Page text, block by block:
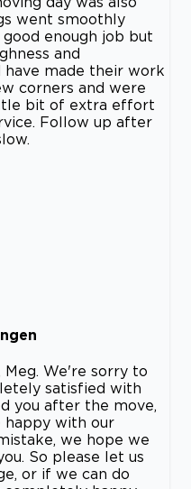
went smoothly
enough job but
and
made their work
corners and were
bit of extra effort
Follow up after
We're sorry to
satisfied with
you after the move,
with our
we hope we
So please let us
or if we can do